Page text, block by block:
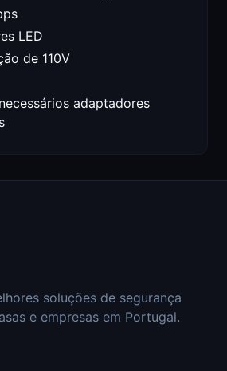
LED
de 110V
adaptadores
soluções de segurança
e empresas em Portugal.